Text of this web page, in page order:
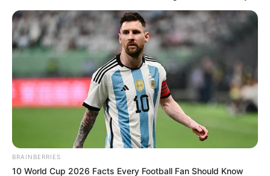
02/11/2009
Recomendados para você
Painéis de feltro –
Decoração barata e de bom
gosto
Papai Noel e Renas de
BRAINBERRIES
10 World Cup 2026 Facts Every Football Fan Should Know